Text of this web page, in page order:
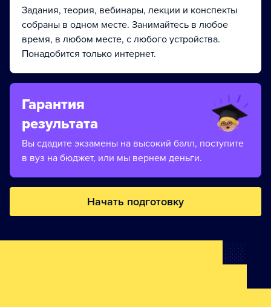
Задания, теория, вебинары, лекции и конспекты
собраны в одном месте. Занимайтесь в любое
время, в любом месте, с любого устройства.
Понадобится только интернет.
Гарантия
результата
Вы сдадите экзамены на высокий балл, поступите
в вуз на бюджет, или мы вернем деньги.
Начать подготовку